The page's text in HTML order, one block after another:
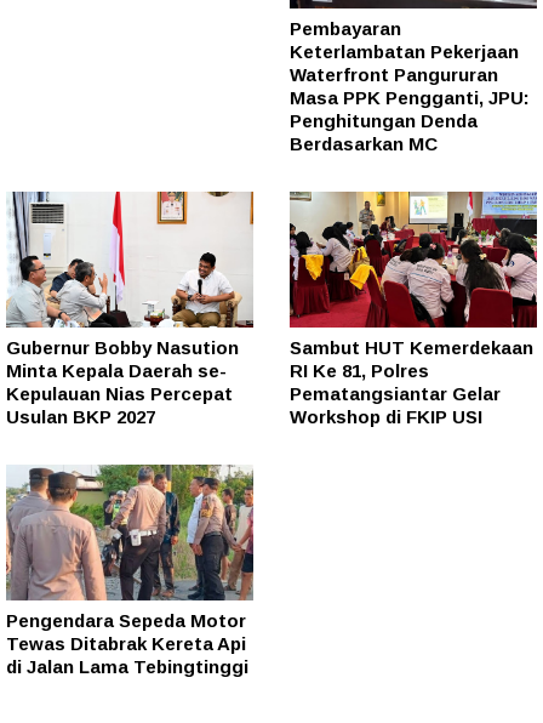
Pembayaran
Keterlambatan Pekerjaan
Waterfront Pangururan
Masa PPK Pengganti, JPU:
Penghitungan Denda
Berdasarkan MC
Gubernur Bobby Nasution
Minta Kepala Daerah se-
Kepulauan Nias Percepat
Usulan BKP 2027
Sambut HUT Kemerdekaan
RI Ke 81, Polres
Pematangsiantar Gelar
Workshop di FKIP USI
Pengendara Sepeda Motor
Tewas Ditabrak Kereta Api
di Jalan Lama Tebingtinggi